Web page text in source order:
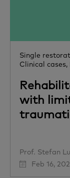
Single
Clinical cases,
with
Prof. Stefan
Feb 16,